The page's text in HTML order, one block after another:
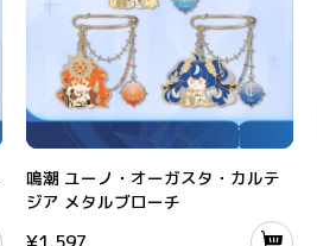
鳴潮 ユーノ・オーガスタ・カルテ
ジア メタルブローチ